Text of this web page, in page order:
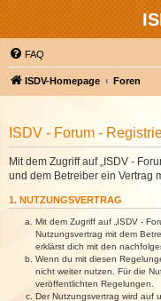
FAQ
ISDV-Homepage Foren
ISDV - Forum -
Mit dem Zugriff auf „ISDV -
und dem Betreiber ein Vertrag
1. NUTZUNGSVERTRAG
Mit dem Zugriff auf „ISDV -
Nutzungsvertrag mit dem
erklärst dich mit den
Wenn du mit diesen
nicht weiter nutzen. Für die
veröffentlichten Regelungen.
Der Nutzungsvertrag wird auf